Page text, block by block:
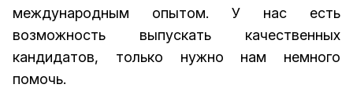
международным опытом. У нас есть
возможность выпускать качественных
кандидатов, только нужно нам немного
помочь.